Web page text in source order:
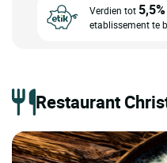
Verdien tot 5,5%
etablissement te
Restaurant